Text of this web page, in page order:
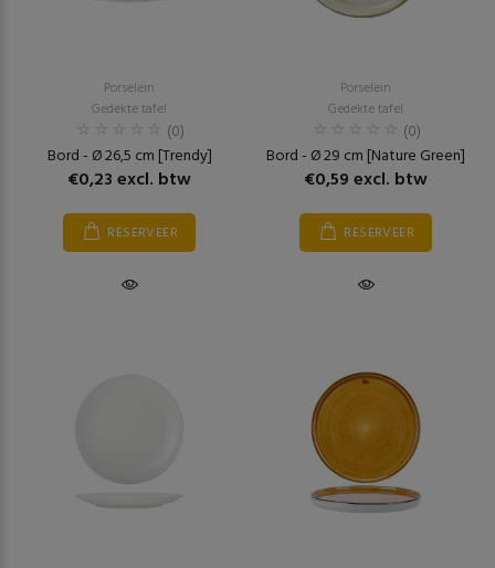
Porselein
Gedekte tafel
(0)
Bord - Ø 26,5 cm [Trendy]
€0,23 excl. btw
RESERVEER
Porselein
Gedekte tafel
(0)
Bord - Ø 29 cm [Nature Green]
€0,59 excl. btw
RESERVEER